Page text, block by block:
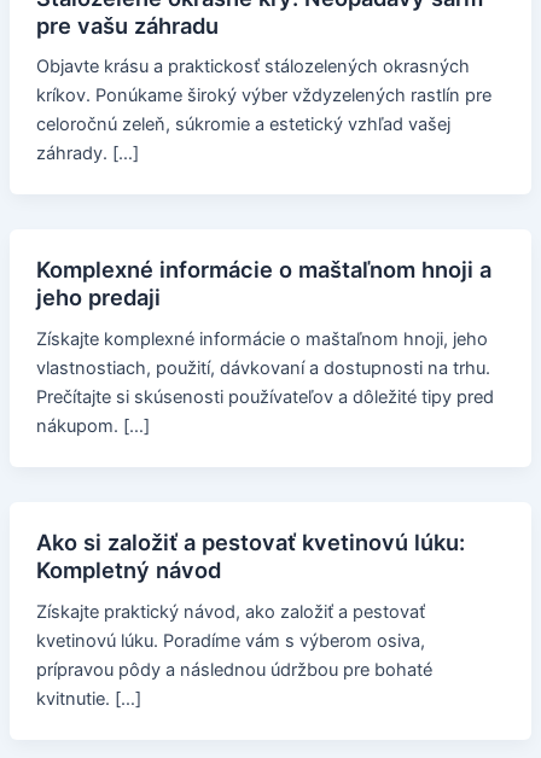
pre vašu záhradu
Objavte krásu a praktickosť stálozelených okrasných
kríkov. Ponúkame široký výber vždyzelených rastlín pre
celoročnú zeleň, súkromie a estetický vzhľad vašej
záhrady. […]
Komplexné informácie o maštaľnom hnoji a
jeho predaji
Získajte komplexné informácie o maštaľnom hnoji, jeho
vlastnostiach, použití, dávkovaní a dostupnosti na trhu.
Prečítajte si skúsenosti používateľov a dôležité tipy pred
nákupom. […]
Ako si založiť a pestovať kvetinovú lúku:
Kompletný návod
Získajte praktický návod, ako založiť a pestovať
kvetinovú lúku. Poradíme vám s výberom osiva,
prípravou pôdy a následnou údržbou pre bohaté
kvitnutie. […]